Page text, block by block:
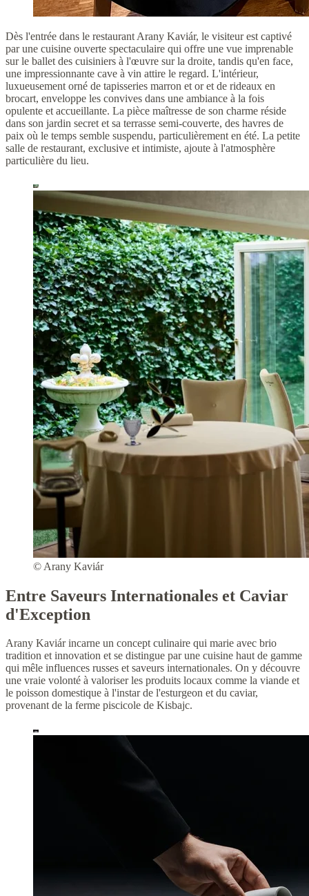
Dès l'entrée dans le restaurant Arany Kaviár, le visiteur est captivé
par une cuisine ouverte spectaculaire qui offre une vue imprenable
sur le ballet des cuisiniers à l'œuvre sur la droite, tandis qu'en face,
une impressionnante cave à vin attire le regard. L'intérieur,
luxueusement orné de tapisseries marron et or et de rideaux en
brocart, enveloppe les convives dans une ambiance à la fois
opulente et accueillante. La pièce maîtresse de son charme réside
dans son jardin secret et sa terrasse semi-couverte, des havres de
paix où le temps semble suspendu, particulièrement en été. La petite
salle de restaurant, exclusive et intimiste, ajoute à l'atmosphère
particulière du lieu.
© Arany Kaviár
Entre Saveurs Internationales et Caviar
d'Exception
Arany Kaviár incarne un concept culinaire qui marie avec brio
tradition et innovation et se distingue par une cuisine haut de gamme
qui mêle influences russes et saveurs internationales. On y découvre
une vraie volonté à valoriser les produits locaux comme la viande et
le poisson domestique à l'instar de l'esturgeon et du caviar,
provenant de la ferme piscicole de Kisbajc.